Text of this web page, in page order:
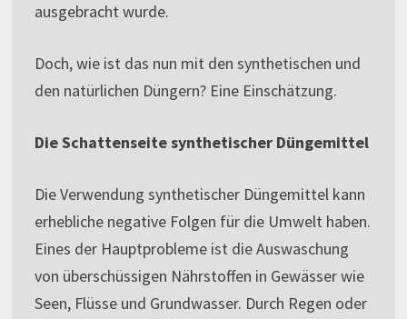
ausgebracht wurde.
Doch, wie ist das nun mit den synthetischen und
den natürlichen Düngern? Eine Einschätzung.
Die Schattenseite synthetischer Düngemittel
Die Verwendung synthetischer Düngemittel kann
erhebliche negative Folgen für die Umwelt haben.
Eines der Hauptprobleme ist die Auswaschung
von überschüssigen Nährstoffen in Gewässer wie
Seen, Flüsse und Grundwasser. Durch Regen oder